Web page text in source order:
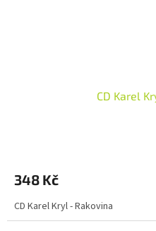
CD Karel
348 Kč
CD Karel Kryl - Rakovina